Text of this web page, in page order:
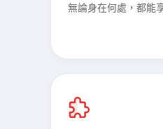
無論身在何處，都能